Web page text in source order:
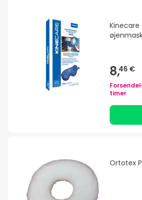
Kinecare
8,46 €
timer
Ortotex